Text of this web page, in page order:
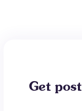
Get